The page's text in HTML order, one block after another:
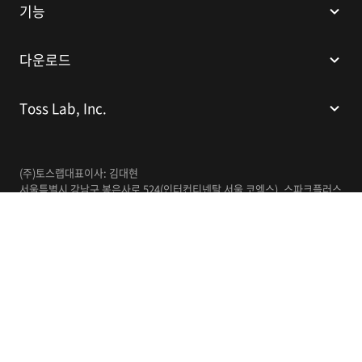
기능
다운로드
Toss Lab, Inc.
(주)토스랩대표이사: 김대현
서울특별시 강남구 봉은사로 524(인터컨티넨탈 서울 코엑스), 스파크플러스